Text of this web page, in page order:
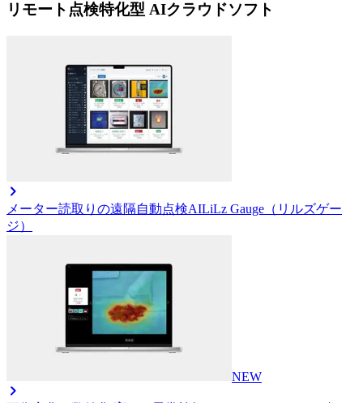
リモート点検特化型 AIクラウドソフト
メーター読取りの遠隔自動点検AILiLz Gauge（リルズゲー
ジ）
NEW